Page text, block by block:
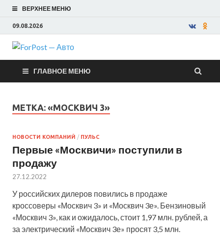
ВЕРХНЕЕ МЕНЮ
09.08.2026
ForPost —
Авто
ГЛАВНОЕ МЕНЮ
МЕТКА: «МОСКВИЧ 3»
НОВОСТИ КОМПАНИЙ / ПУЛЬС
Первые «Москвичи» поступили в
продажу
27.12.2022
У российских дилеров повились в продаже
кроссоверы «Москвич 3» и «Москвич 3е». Бензиновый
«Москвич 3», как и ожидалось, стоит 1,97 млн. рублей, а
за электрический «Москвич 3е» просят 3,5 млн.